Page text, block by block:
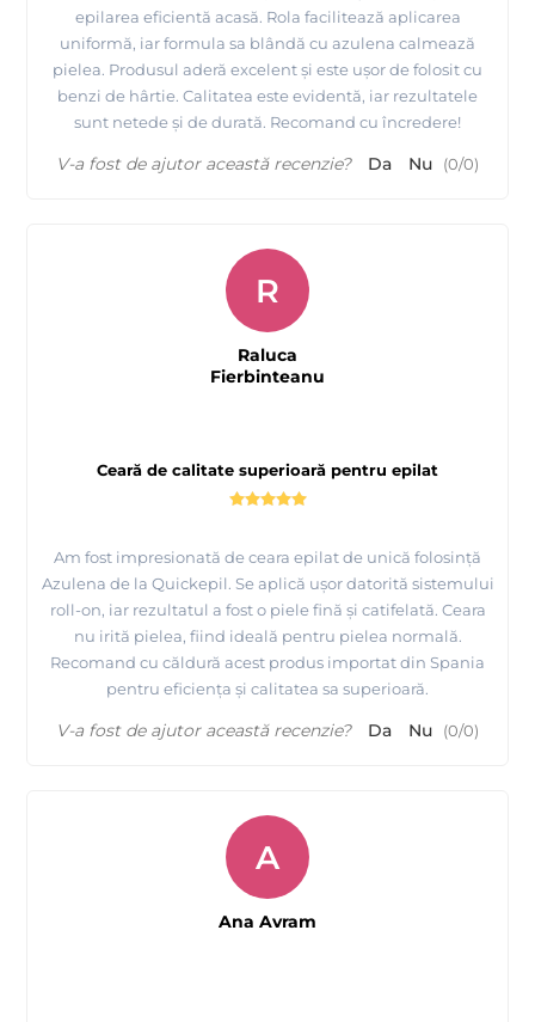
epilarea eficientă acasă. Rola facilitează aplicarea
uniformă, iar formula sa blândă cu azulena calmează
pielea. Produsul aderă excelent și este ușor de folosit cu
benzi de hârtie. Calitatea este evidentă, iar rezultatele
sunt netede și de durată. Recomand cu încredere!
V-a fost de ajutor această recenzie? Da Nu (0/0)
Ceară de calitate superioară pentru epilat
Am fost impresionată de ceara epilat de unică folosință
Azulena de la Quickepil. Se aplică ușor datorită sistemului
roll-on, iar rezultatul a fost o piele fină și catifelată. Ceara
nu irită pielea, fiind ideală pentru pielea normală.
Recomand cu căldură acest produs importat din Spania
pentru eficiența și calitatea sa superioară.
R
Raluca
Fierbinteanu
V-a fost de ajutor această recenzie? Da Nu (0/0)
A
Ana Avram